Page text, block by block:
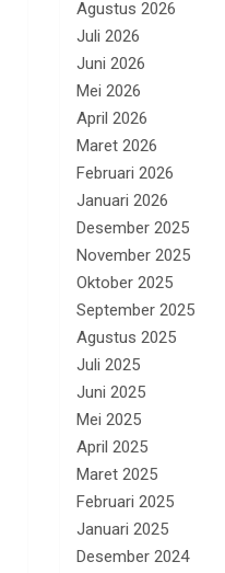
Agustus 2026
Juli 2026
Juni 2026
Mei 2026
April 2026
Maret 2026
Februari 2026
Januari 2026
Desember 2025
November 2025
Oktober 2025
September 2025
Agustus 2025
Juli 2025
Juni 2025
Mei 2025
April 2025
Maret 2025
Februari 2025
Januari 2025
Desember 2024